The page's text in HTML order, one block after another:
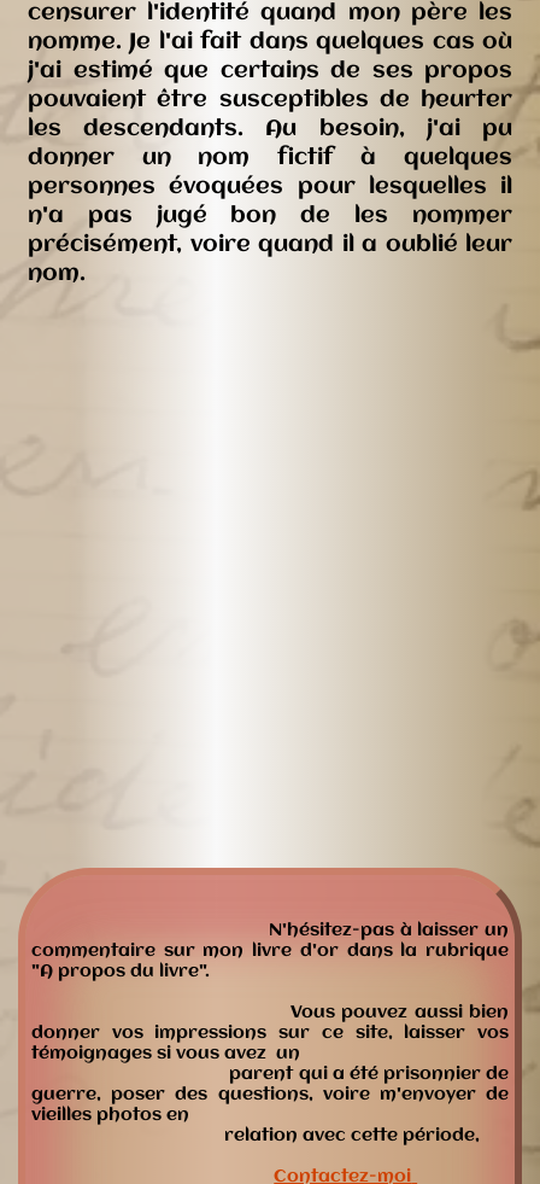
censurer l'identité quand mon père les
nomme. Je l'ai fait dans quelques cas où
j'ai estimé que certains de ses propos
pouvaient être susceptibles de heurter
les descendants. Au besoin, j'ai pu
donner un nom fictif à quelques
personnes évoquées pour lesquelles il
n'a pas jugé bon de les nommer
précisément, voire quand il a oublié leur
nom.
N'hésitez-pas à laisser un
commentaire sur mon livre d'or dans la rubrique
"A propos du livre".
Vous pouvez aussi bien
donner vos impressions sur ce site, laisser vos
témoignages si vous avez un
parent qui a été prisonnier de
guerre, poser des questions, voire m'envoyer de
vieilles photos en
relation avec cette période,
Contactez-moi